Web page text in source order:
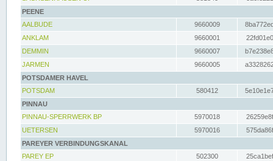
PEENE
AALBUDE
9660009
ANKLAM
9660001
DEMMIN
9660007
JARMEN
9660005
POTSDAMER HAVEL
POTSDAM
580412
PINNAU
PINNAU-SPERRWERK BP
5970018
UETERSEN
5970016
PAREYER VERBINDUNGSKANAL
PAREY EP
502300